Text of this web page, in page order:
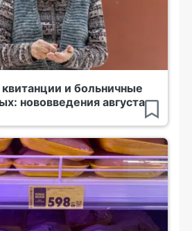
и больничные
нововведения августа